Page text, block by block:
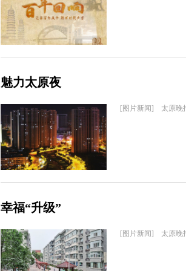
魅力太原夜
[图片新闻] 太原晚
幸福“升级”
[图片新闻] 太原晚